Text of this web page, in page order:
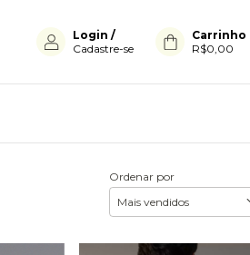
Login /
Cadastre-se
Carrinho
R$0,00
Ordenar por